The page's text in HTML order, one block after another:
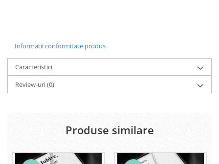
Informatii conformitate produs
Caracteristici
Review-uri(0)
Produse similare